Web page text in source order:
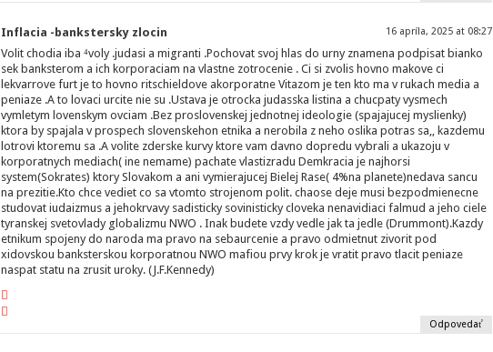
Inflacia -bankstersky zlocin 16 apríla, 2025 at 08:27
Volit chodia iba ⁴voly .judasi a migranti .Pochovat svoj hlas do urny znamena podpisat bianko
sek banksterom a ich korporaciam na vlastne zotrocenie . Ci si zvolis hovno makove ci
lekvarrove furt je to hovno ritschieldove akorporatne Vitazom je ten kto ma v rukach media a
peniaze .A to lovaci urcite nie su .Ustava je otrocka judasska listina a chucpaty vysmech
vymletym lovenskym ovciam .Bez proslovenskej jednotnej ideologie (spajajucej myslienky)
ktora by spajala v prospech slovenskehon etnika a nerobila z neho oslika potras sa,, kazdemu
lotrovi ktoremu sa .A volite zderske kurvy ktore vam davno dopredu vybrali a ukazoju v
korporatnych mediach( ine nemame) pachate vlastizradu Demkracia je najhorsi
system(Sokrates) ktory Slovakom a ani vymierajucej Bielej Rase( 4%na planete)nedava sancu
na prezitie.Kto chce vediet co sa vtomto strojenom polit. chaose deje musi bezpodmienecne
studovat iudaizmus a jehokrvavy sadisticky sovinisticky cloveka nenavidiaci falmud a jeho ciele
tyranskej svetovlady globalizmu NWO . Inak budete vzdy vedle jak ta jedle (Drummont).Kazdy
etnikum spojeny do naroda ma pravo na sebaurcenie a pravo odmietnut zivorit pod
xidovskou banksterskou korporatnou NWO mafiou prvy krok je vratit pravo tlacit peniaze
naspat statu na zrusit uroky. (J.F.Kennedy)
Odpovedať